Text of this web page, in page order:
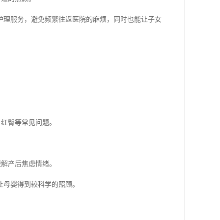
服务，避免频繁往返医院的麻烦，同时也能让子女
臀等常见问题。
产后焦虑情绪。
婴得到较科学的照顾。